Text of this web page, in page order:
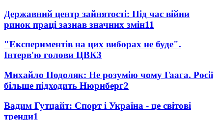
Державний центр зайнятості: Під час війни
ринок праці зазнав значних змін11
"Експериментів на цих виборах не буде".
Інтерв'ю голови ЦВК3
Михайло Подоляк: Не розумію чому Гаага. Росії
більше підходить Нюрнберг2
Вадим Гутцайт: Спорт і Україна - це світові
тренди1